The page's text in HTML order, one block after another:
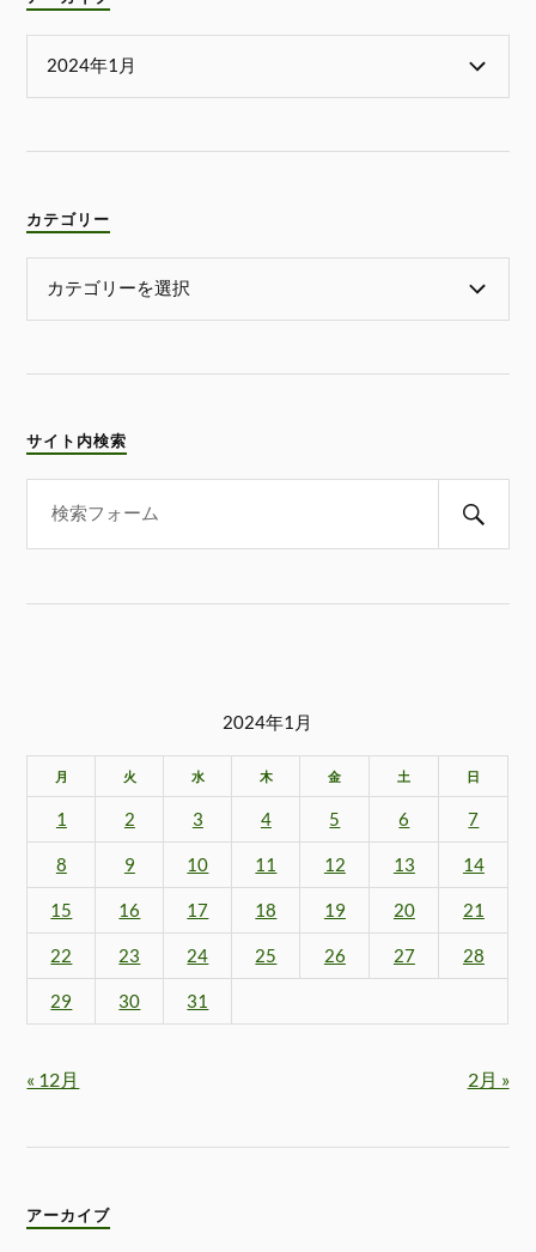
カテゴリー
サイト内検索
2024年1月
月 火 水 木 金 土 日
1 2 3 4 5 6 7
8 9 10 11 12 13 14
15 16 17 18 19 20 21
22 23 24 25 26 27 28
29 30 31
« 12月 2月 »
アーカイブ